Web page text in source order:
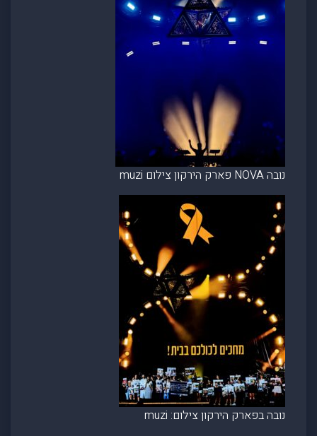
נובה NOVA פארק הירקון צילום muzi
נובה בפארק הירקון צילום: muzi